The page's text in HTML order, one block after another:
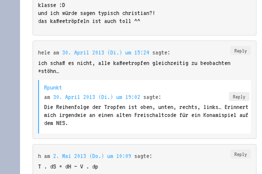
klasse :D
und ich würde sagen typisch christian?!
das kaffeetröpfeln ist auch toll ^^
hele am 30. April 2013 (Di.) um 15:24 sagte: Reply
ich schaff es nicht, alle kaffeetropfen gleichzeitig zu beobachten
*stöhn…
Rpunkt
am 30. April 2013 (Di.) um 19:02 sagte: Reply
Die Reihenfolge der Tropfen ist oben, unten, rechts, links… Erinnert
mich irgendwie an einen alten Freischaltcode für ein Konamispiel auf
dem NES.
h am 2. Mai 2013 (Do.) um 10:09 sagte: Reply
T . dS = dH – V . dp